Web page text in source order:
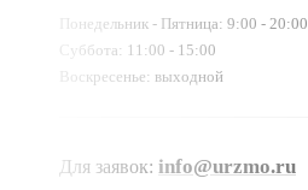
Понедельник - Пятница: 9:00 - 20:00
Суббота: 11:00 - 15:00
Воскресенье: выходной
Для заявок: info@urzmo.ru